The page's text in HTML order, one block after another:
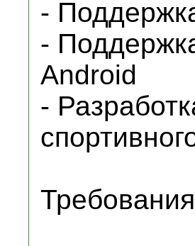
-
-
Android
-